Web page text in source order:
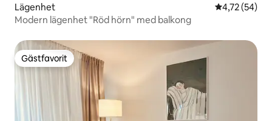
Lägenhet 4,72 av 5 i
4,72 (54)
Modern lägenhet "Röd hörn" med balkong
Gästfavorit
Gästfavorit